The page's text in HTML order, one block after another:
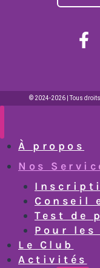
© 2024-2026 | Tous droits
À propos
Nos
Conseil
Test de
Pour les
Le Club
Activités